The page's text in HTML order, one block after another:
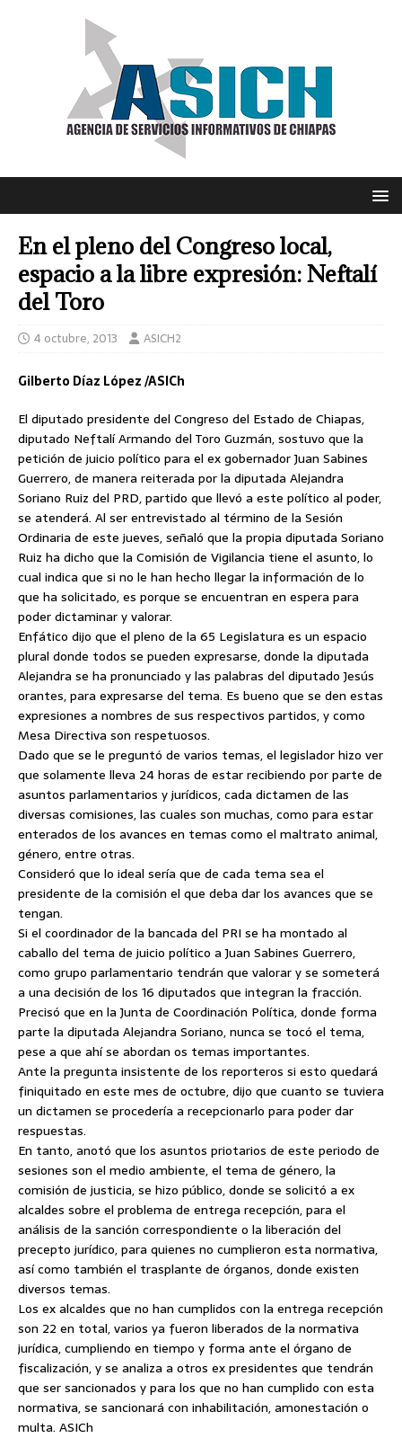
En el pleno del Congreso local,
espacio a la libre expresión: Neftalí
del Toro
4 octubre, 2013 ASICH2
Gilberto Díaz López /ASICh
El diputado presidente del Congreso del Estado de Chiapas,
diputado Neftalí Armando del Toro Guzmán, sostuvo que la
petición de juicio político para el ex gobernador Juan Sabines
Guerrero, de manera reiterada por la diputada Alejandra
Soriano Ruiz del PRD, partido que llevó a este político al poder,
se atenderá. Al ser entrevistado al término de la Sesión
Ordinaria de este jueves, señaló que la propia diputada Soriano
Ruiz ha dicho que la Comisión de Vigilancia tiene el asunto, lo
cual indica que si no le han hecho llegar la información de lo
que ha solicitado, es porque se encuentran en espera para
poder dictaminar y valorar.
Enfático dijo que el pleno de la 65 Legislatura es un espacio
plural donde todos se pueden expresarse, donde la diputada
Alejandra se ha pronunciado y las palabras del diputado Jesús
orantes, para expresarse del tema. Es bueno que se den estas
expresiones a nombres de sus respectivos partidos, y como
Mesa Directiva son respetuosos.
Dado que se le preguntó de varios temas, el legislador hizo ver
que solamente lleva 24 horas de estar recibiendo por parte de
asuntos parlamentarios y jurídicos, cada dictamen de las
diversas comisiones, las cuales son muchas, como para estar
enterados de los avances en temas como el maltrato animal,
género, entre otras.
Consideró que lo ideal sería que de cada tema sea el
presidente de la comisión el que deba dar los avances que se
tengan.
Si el coordinador de la bancada del PRI se ha montado al
caballo del tema de juicio político a Juan Sabines Guerrero,
como grupo parlamentario tendrán que valorar y se someterá
a una decisión de los 16 diputados que integran la fracción.
Precisó que en la Junta de Coordinación Política, donde forma
parte la diputada Alejandra Soriano, nunca se tocó el tema,
pese a que ahí se abordan os temas importantes.
Ante la pregunta insistente de los reporteros si esto quedará
finiquitado en este mes de octubre, dijo que cuanto se tuviera
un dictamen se procedería a recepcionarlo para poder dar
respuestas.
En tanto, anotó que los asuntos priotarios de este periodo de
sesiones son el medio ambiente, el tema de género, la
comisión de justicia, se hizo público, donde se solicitó a ex
alcaldes sobre el problema de entrega recepción, para el
análisis de la sanción correspondiente o la liberación del
precepto jurídico, para quienes no cumplieron esta normativa,
así como también el trasplante de órganos, donde existen
diversos temas.
Los ex alcaldes que no han cumplidos con la entrega recepción
son 22 en total, varios ya fueron liberados de la normativa
jurídica, cumpliendo en tiempo y forma ante el órgano de
fiscalización, y se analiza a otros ex presidentes que tendrán
que ser sancionados y para los que no han cumplido con esta
normativa, se sancionará con inhabilitación, amonestación o
multa. ASICh